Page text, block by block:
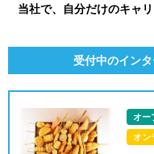
当社で、自分だけのキャ
受付中のイン
オー
オン